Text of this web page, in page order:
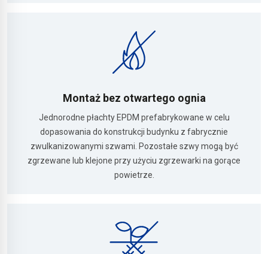
Montaż bez otwartego ognia
Jednorodne płachty EPDM prefabrykowane w celu
dopasowania do konstrukcji budynku z fabrycznie
zwulkanizowanymi szwami. Pozostałe szwy mogą być
zgrzewane lub klejone przy użyciu zgrzewarki na gorące
powietrze.